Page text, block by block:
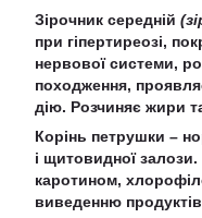
Зірочник середній
при гіпертиреозі,
нервової системи,
походження,
дію. Розчиняє жири
Корінь петрушки –
і щитовидної
каротином,
виведенню